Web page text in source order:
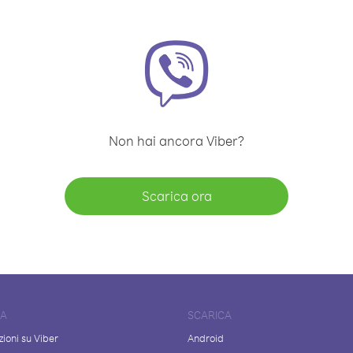
Non hai ancora Viber?
Scarica ora
su Viber
SCARICA
Android